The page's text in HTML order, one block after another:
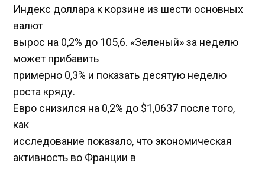
Индекс доллара к корзине из шести основных
валют
вырос на 0,2% до 105,6​. «Зеленый» за неделю
может прибавить
примерно 0,3% и показать десятую неделю
роста кряду.
Евро снизился на 0,2% до $1,0637 после того,
как
исследование показало, что экономическая
активность во Франции в